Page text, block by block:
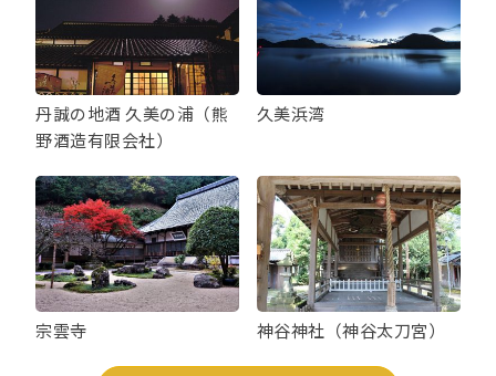
丹誠の地酒 久美の浦（熊
野酒造有限会社）
久美浜湾
宗雲寺 神谷神社（神谷太刀宮）